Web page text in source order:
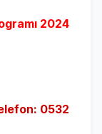
2024
0532